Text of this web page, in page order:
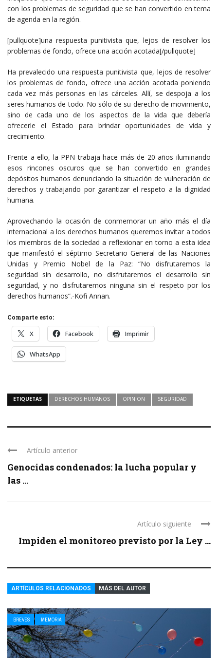
con los problemas de seguridad que se han convertido en tema
de agenda en la región.
[pullquote]una respuesta punitivista que, lejos de resolver los
problemas de fondo, ofrece una acción acotada[/pullquote]
Ha prevalecido una respuesta punitivista que, lejos de resolver
los problemas de fondo, ofrece una acción acotada poniendo
cada vez más personas en las cárceles. Allí, se despoja a los
seres humanos de todo. No sólo de su derecho de movimiento,
sino de cada uno de los aspectos de la vida que debería
ofrecerle el Estado para brindar oportunidades de vida y
crecimiento.
Frente a ello, la PPN trabaja hace más de 20 años iluminando
esos rincones oscuros que se han convertido en grandes
depósitos humanos denunciando la situación de vulneración de
derechos y trabajando por garantizar el respeto a la dignidad
humana.
Aprovechando la ocasión de conmemorar un año más el día
internacional a los derechos humanos queremos invitar a todos
los miembros de la sociedad a reflexionar en torno a esta idea
que manifestó el séptimo Secretario General de las Naciones
Unidas y Premio Nobel de la Paz: “No disfrutaremos la
seguridad sin desarrollo, no disfrutaremos el desarrollo sin
seguridad, y no disfrutaremos ninguna sin el respeto por los
derechos humanos”.-Kofi Annan.
Comparte esto:
X Facebook Imprimir
WhatsApp
ETIQUETAS DERECHOS HUMANOS OPINION SEGURIDAD
Artículo anterior
Genocidas condenados: la lucha popular y
las ...
Artículo siguiente
Impiden el monitoreo previsto por la Ley ...
ARTÍCULOS RELACIONADOS MÁS DEL AUTOR
BREVES MEMORIA